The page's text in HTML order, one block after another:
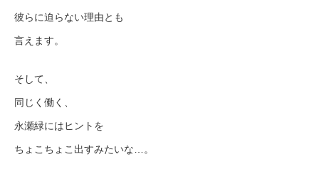
彼らに迫らない理由とも
言えます。
そして、
同じく働く、
永瀬緑にはヒントを
ちょこちょこ出すみたいな…。